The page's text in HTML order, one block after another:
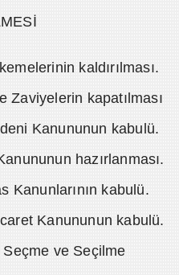
kaldırılması.
Zaviyelerin kapatılması
Kanununun kabulü.
hazırlanması.
Kanunlarının kabulü.
Kanununun kabulü.
Seçme ve Seçilme